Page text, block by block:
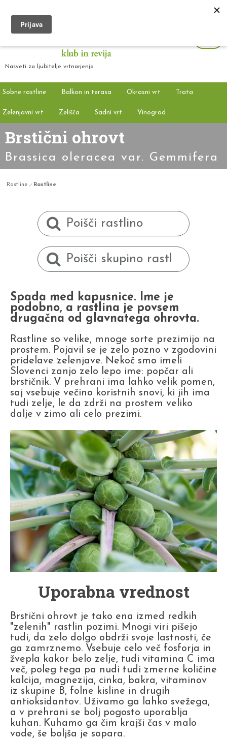
Nasveti za ljubitelje vrtnarjenja
Sobne rastline Balkon in terasa Okrasni vrt Trata
Zelenjavni vrt Zelišča Sadni vrt Vinograd
Brstični ohrovt
Brassica oleracea var. Gemmifera
Rastline Rastline
Spada med kapusnice. Ime je
podobno, a rastlina je povsem
drugačna od glavnatega ohrovta.
Rastline so velike, mnoge sorte prezimijo na
prostem. Pojavil se je zelo pozno v zgodovini
pridelave zelenjave. Nekoč smo imeli
Slovenci zanjo zelo lepo ime: popčar ali
brstičnik. V prehrani ima lahko velik pomen,
saj vsebuje večino koristnih snovi, ki jih ima
tudi zelje, le da zdrži na prostem veliko
dalje v zimo ali celo prezimi.
Uporabna vrednost
Brstični ohrovt je tako ena izmed redkih
"zelenih" rastlin pozimi. Mnogi viri pišejo
tudi, da zelo dolgo obdrži svoje lastnosti, če
ga zamrznemo. Vsebuje celo več fosforja in
žvepla kakor belo zelje, tudi vitamina C ima
več, poleg tega pa nudi tudi zmerne količine
kalcija, magnezija, cinka, bakra, vitaminov
iz skupine B, folne kisline in drugih
antioksidantov. Uživamo ga lahko svežega,
a v prehrani se bolj pogosto uporablja
kuhan. Kuhamo ga čim krajši čas v malo
vode, še boljša je sopara.